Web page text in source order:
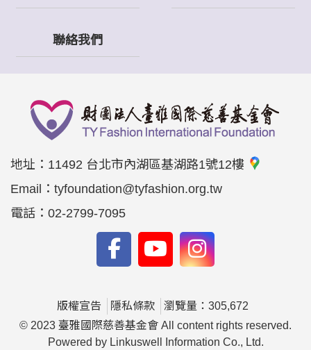
聯絡我們
地址： 11492 台北市內湖區基湖路1號12樓
Email： tyfoundation@tyfashion.org.tw
電話： 02-2799-7095
版權宣告 隱私條款
瀏覽量：305,672
© 2023 臺雅國際慈善基金會 All content rights reserved.
Powered by Linkuswell Information Co., Ltd.